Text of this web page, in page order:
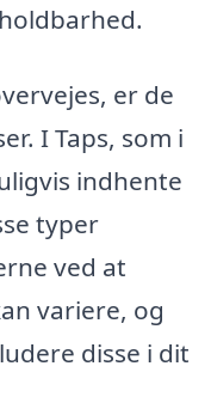
er de
I Taps, som i
indhente
typer
ved at
variere, og
disse i dit